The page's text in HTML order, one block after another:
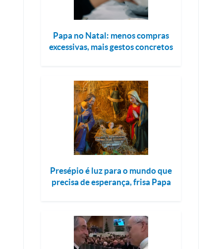
Papa no Natal: menos compras
excessivas, mais gestos concretos
Presépio é luz para o mundo que
precisa de esperança, frisa Papa